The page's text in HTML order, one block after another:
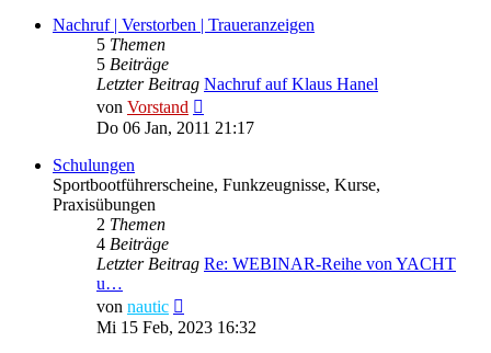
Nachruf | Verstorben | Traueranzeigen
5 Themen
5 Beiträge
Letzter Beitrag Nachruf auf Klaus Hanel
von Vorstand
Beitrag
Do 06 Jan, 2011 21:17
Schulungen
Sportbootführerscheine, Funkzeugnisse, Kurse,
Praxisübungen
2 Themen
4 Beiträge
Letzter Beitrag Re: WEBINAR-Reihe von YACHT
u…
von nautic
Beitrag
Mi 15 Feb, 2023 16:32